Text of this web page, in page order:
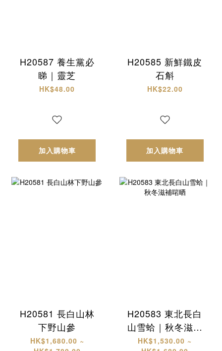
H20587 養生黨必
睇｜靈芝
HK$48.00
加入購物車
H20585 新鮮鐵皮
石斛
HK$22.00
加入購物車
H20581 長白山林
下野山參
HK$1,680.00 ~
H20583 東北長白
山雪蛤｜秋冬滋補
啱晒
HK$1,530.00 ~